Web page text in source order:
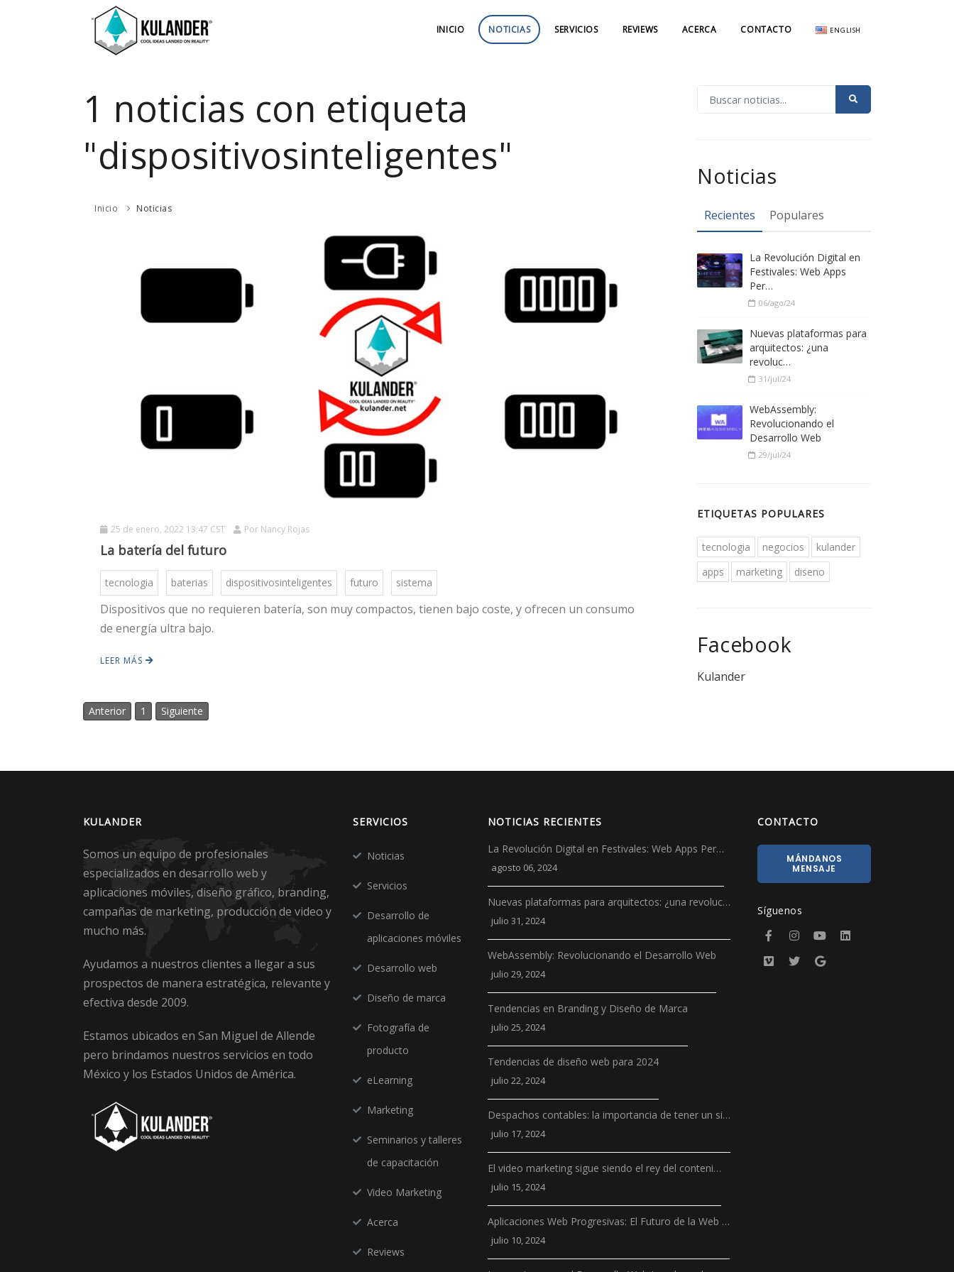
INICIO NOTICIAS SERVICIOS REVIEWS ACERCA CONTACTO ENGLISH
1 noticias con etiqueta
"dispositivosinteligentes"
Inicio Noticias
25 de enero, 2022 13:47 CST Por Nancy Rojas
La batería del futuro
tecnologia baterias dispositivosinteligentes futuro sistema
Dispositivos que no requieren batería, son muy compactos, tienen bajo coste, y ofrecen un consumo
de energía ultra bajo.
LEER MÁS
Anterior 1 Siguiente
Noticias
Recientes Populares
La Revolución Digital en
Festivales: Web Apps
Per…
06/ago/24
Nuevas plataformas para
arquitectos: ¿una
revoluc…
31/jul/24
WebAssembly:
Revolucionando el
Desarrollo Web
29/jul/24
ETIQUETAS POPULARES
tecnologia negocios
kulander
apps
marketing diseno
Facebook
Kulander
KULANDER
Somos un equipo de profesionales
especializados en desarrollo web y
aplicaciones móviles, diseño gráfico, branding,
campañas de marketing, producción de video y
mucho más.
Ayudamos a nuestros clientes a llegar a sus
prospectos de manera estratégica, relevante y
efectiva desde 2009.
Estamos ubicados en San Miguel de Allende
pero brindamos nuestros servicios en todo
México y los Estados Unidos de América.
SERVICIOS
Noticias
Servicios
Desarrollo de
aplicaciones móviles
Desarrollo web
Diseño de marca
Fotografía de
producto
eLearning
Marketing
Seminarios y talleres
de capacitación
Video Marketing
Acerca
Reviews
NOTICIAS RECIENTES
La Revolución Digital en Festivales: Web Apps Per…
agosto 06, 2024
Nuevas plataformas para arquitectos: ¿una revoluc…
julio 31, 2024
WebAssembly: Revolucionando el Desarrollo Web
julio 29, 2024
Tendencias en Branding y Diseño de Marca
julio 25, 2024
Tendencias de diseño web para 2024
julio 22, 2024
Despachos contables: la importancia de tener un si…
julio 17, 2024
El video marketing sigue siendo el rey del conteni…
julio 15, 2024
Aplicaciones Web Progresivas: El Futuro de la Web …
julio 10, 2024
CONTACTO
MÁNDANOS
MENSAJE
Síguenos